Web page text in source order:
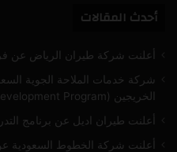
أحدث المقالات
أعلنت شركة طيران الرياض عن
شركة خدمات الملاحة الجوية
الخريجين (AFAAQ – Graduate Development Program)
أعلنت طيران اديل عن برنامج
أعلنت شركة الخطوط